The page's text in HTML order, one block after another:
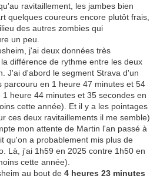
ravitaillement, les jambes bien
quelques coureurs encore plutôt frais,
des autres zombies qui
un peu.
j'ai deux données très
différence de rythme entre les deux
J'ai d'abord le segment Strava d'un
parcouru en 1 heure 47 minutes et 54
heure 44 minutes et 35 secondes en
cette année). Et il y a les pointages
ces deux ravitaillements il me semble)
mon attente de Martin l'an passé à
qu'on a probablement mis plus de
Là, j'ai 1h59 en 2025 contre 1h50 en
cette année).
au bout de 4 heures 23 minutes